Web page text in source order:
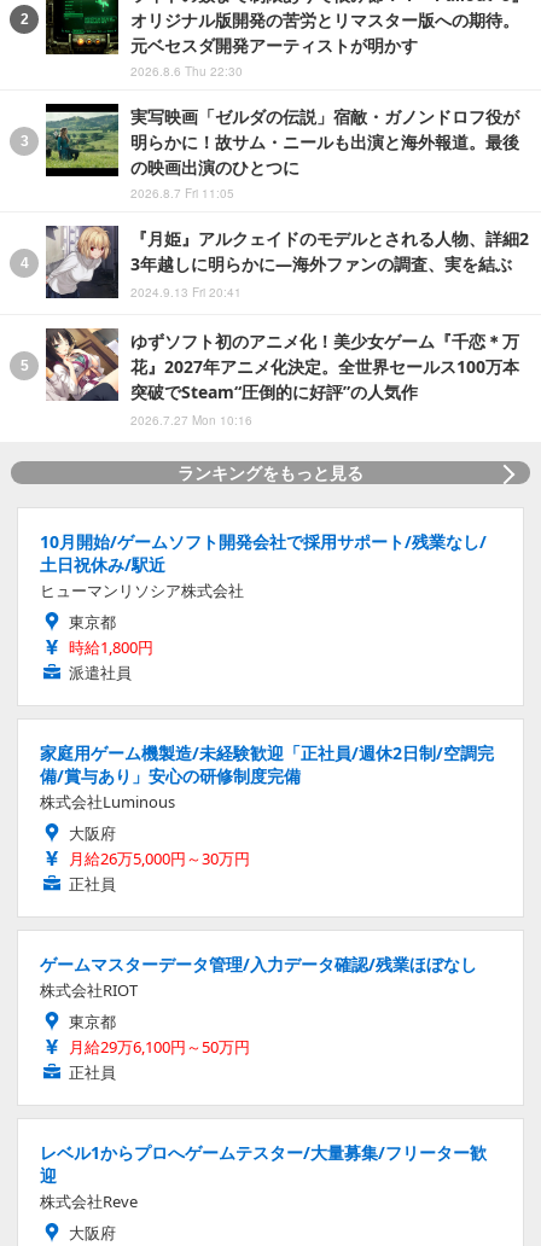
オリジナル版開発の苦労とリマスター版への期待。
元ベセスダ開発アーティストが明かす
2026.8.6 Thu 22:30
実写映画「ゼルダの伝説」宿敵・ガノンドロフ役が
明らかに！故サム・ニールも出演と海外報道。最後
の映画出演のひとつに
2026.8.7 Fri 11:05
『月姫』アルクェイドのモデルとされる人物、詳細2
3年越しに明らかに―海外ファンの調査、実を結ぶ
2024.9.13 Fri 20:41
ゆずソフト初のアニメ化！美少女ゲーム『千恋＊万
花』2027年アニメ化決定。全世界セールス100万本
突破でSteam“圧倒的に好評”の人気作
2026.7.27 Mon 10:16
ランキングをもっと見る
10月開始/ゲームソフト開発会社で採用サポート/残業なし/
土日祝休み/駅近
ヒューマンリソシア株式会社
東京都
時給1,800円
派遣社員
家庭用ゲーム機製造/未経験歓迎「正社員/週休2日制/空調完
備/賞与あり」安心の研修制度完備
株式会社Luminous
大阪府
月給26万5,000円～30万円
正社員
ゲームマスターデータ管理/入力データ確認/残業ほぼなし
株式会社RIOT
東京都
月給29万6,100円～50万円
正社員
レベル1からプロへゲームテスター/大量募集/フリーター歓
迎
株式会社Reve
大阪府